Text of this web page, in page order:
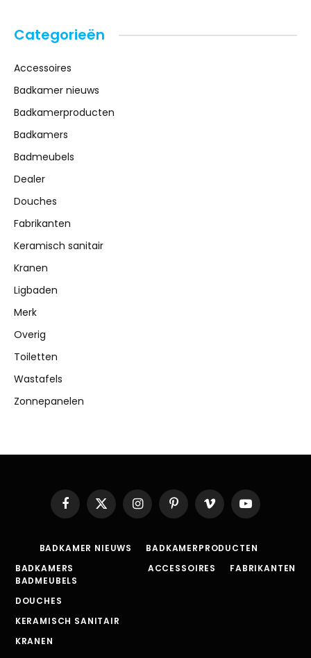
Categorieën
Accessoires
Badkamer nieuws
Badkamerproducten
Badkamers
Badmeubels
Dealer
Douches
Fabrikanten
Keramisch sanitair
Kranen
Ligbaden
Merk
Overig
Toiletten
Wastafels
Zonnepanelen
Facebook
X
(Twitter)
InstagramPinterestVimeo YouTube
BADKAMER NIEUWS
BADKAMERPRODUCTEN
BADKAMERS
BADMEUBELS
DOUCHES
KERAMISCH SANITAIR
KRANEN
ACCESSOIRES FABRIKANTEN